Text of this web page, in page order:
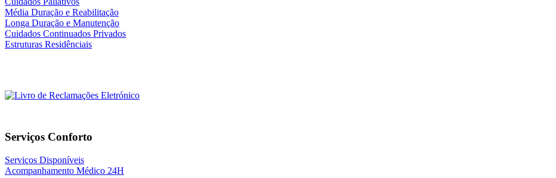
Média Duração e Reabilitação
Longa Duração e Manutenção
Cuidados Continuados Privados
Estruturas Residênciais
Serviços Conforto
Serviços Disponíveis
Acompanhamento Médico 24H